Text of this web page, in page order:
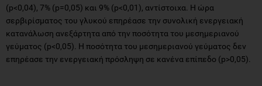
(p<0,04), 7% (p=0,05) και 9% (p<0,01), αντίστοιχα. Η ώρα
σερβιρίσματος του γλυκού επηρέασε την συνολική ενεργειακή
κατανάλωση ανεξάρτητα από την ποσότητα του μεσημεριανού
γεύματος (p<0,05). Η ποσότητα του μεσημεριανού γεύματος δεν
επηρέασε την ενεργειακή πρόσληψη σε κανένα επίπεδο (p>0,05).